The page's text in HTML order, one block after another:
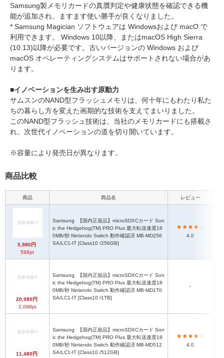
Samsung製メモリカードの真贋判定や健康状態を確認できる機
能が追加され、ますます使い勝手が良くなりました。
* Samsung Magician ソフトウェアは Windowsおよび macO で
利用できます。 Windows 10以降、またはmacOS High Sierra
(10.13)以降が必要です。古いバージョンの Windows および
macOS オペレーティングシステムはサポートされない場合があ
ります。
■イノベーションを生み出す原動力
サムスンのNAND型フラッシュメモリは、何十年にもわたり私た
ちの暮らし方を変えた画期的な技術を支えてまいりました。
このNAND型フラッシュ技術は、当社のメモリカードにも搭載さ
れ、次世代イノベーションの道を切り開いています。
※容量により発売日が異なります。
商品比較
商品 商品名 レビュー
5,980円
598pt
Samsung
ic the Hedgehog(TM) PRO Plus 最大転送速度18
0MB/秒 Nintendo Switch 動作確認済 MB-MD256
SA/LC1-IT [Class10 /256GB]
4.0
20,980円
2,098pt
Samsung
ic the Hedgehog(TM) PRO Plus 最大転送速度18
0MB/秒 Nintendo Switch 動作確認済 MB-MD1T0
SA/LC1-IT [Class10 /1TB]
-
11,480円
Samsung
ic the Hedgehog(TM) PRO Plus 最大転送速度18
0MB/秒 Nintendo Switch 動作確認済 MB-MD512
SA/LC1-IT [Class10 /512GB]
4.0